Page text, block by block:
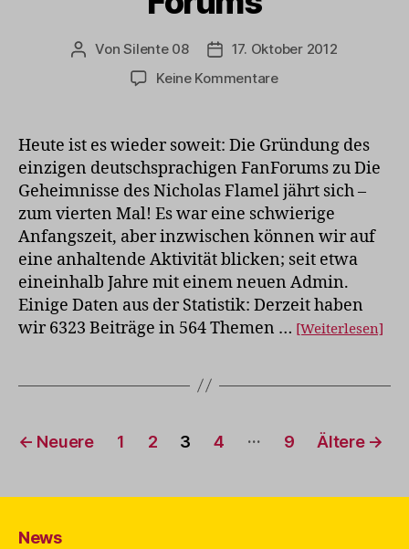
Beitragsautor
VonSilente 08 Veröffentlichungsdatum
17. Oktober 2012
Keine Kommentarezu
des
Forums
Heute ist es wieder soweit: Die Gründung des
einzigen deutschsprachigen FanForums zu Die
Geheimnisse des Nicholas Flamel jährt sich –
zum vierten Mal! Es war eine schwierige
Anfangszeit, aber inzwischen können wir auf
eine anhaltende Aktivität blicken; seit etwa
eineinhalb Jahre mit einem neuen Admin.
Einige Daten aus der Statistik: Derzeit haben
wir 6323 Beiträge in 564 Themen … [Weiterlesen]
Seitennummerierung
Beiträge
← Neuere 1 2 3 4 … 9 Ältere →
News